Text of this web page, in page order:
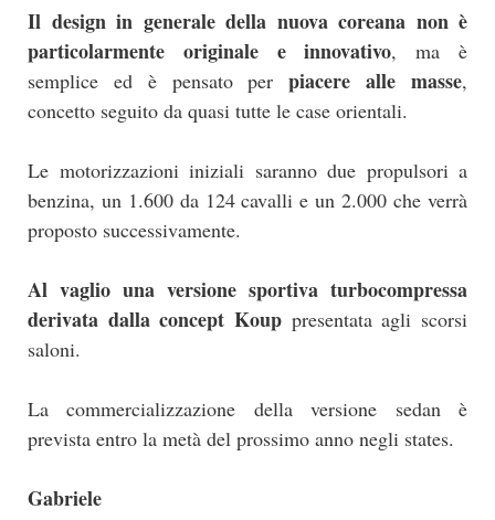
Il design in generale della nuova coreana non è
particolarmente originale e innovativo, ma è
semplice ed è pensato perpiacere alle masse,
concetto seguito da quasi tutte le case orientali.
Le motorizzazioni iniziali saranno due propulsori a
benzina, un 1.600 da 124 cavalli e un 2.000 che verrà
proposto successivamente.
Al vaglio una versione sportiva turbocompressa
derivata dalla concept Koup presentata agli scorsi
saloni.
La commercializzazione della versione sedan è
prevista entro la metà del prossimo anno negli states.
Gabriele